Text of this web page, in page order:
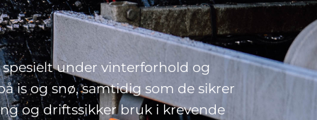
under vinterforhold og
is og snø, samtidig som de sikrer
og driftssikker bruk i krevende